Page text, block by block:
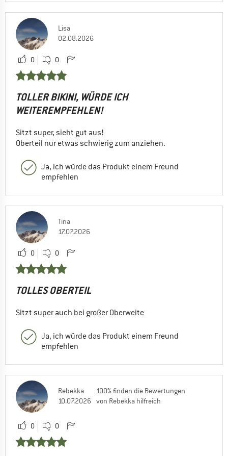
Lisa
02.08.2026
0 0
TOLLER BIKINI, WÜRDE ICH
WEITEREMPFEHLEN!
Sitzt super, sieht gut aus!
Oberteil nur etwas schwierig zum anziehen.
Ja, ich würde das Produkt einem Freund
empfehlen
Tina
17.07.2026
0 0
TOLLES OBERTEIL
Sitzt super auch bei großer Oberweite
Ja, ich würde das Produkt einem Freund
empfehlen
Rebekka
10.07.2026
100% finden die Bewertungen
von Rebekka hilfreich
0 0